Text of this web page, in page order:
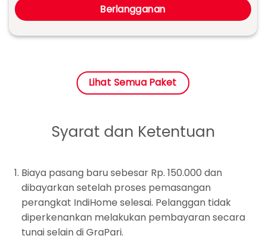
Berlangganan
Lihat Semua Paket
Syarat dan Ketentuan
Biaya pasang baru sebesar Rp. 150.000 dan
dibayarkan setelah proses pemasangan
perangkat IndiHome selesai. Pelanggan tidak
diperkenankan melakukan pembayaran secara
tunai selain di GraPari.